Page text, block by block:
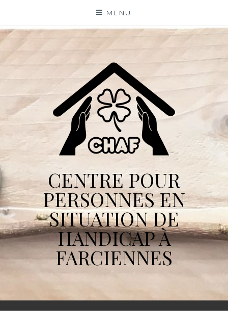
content
MENU
CENTRE POUR
PERSONNES EN
SITUATION DE
HANDICAP À
FARCIENNES